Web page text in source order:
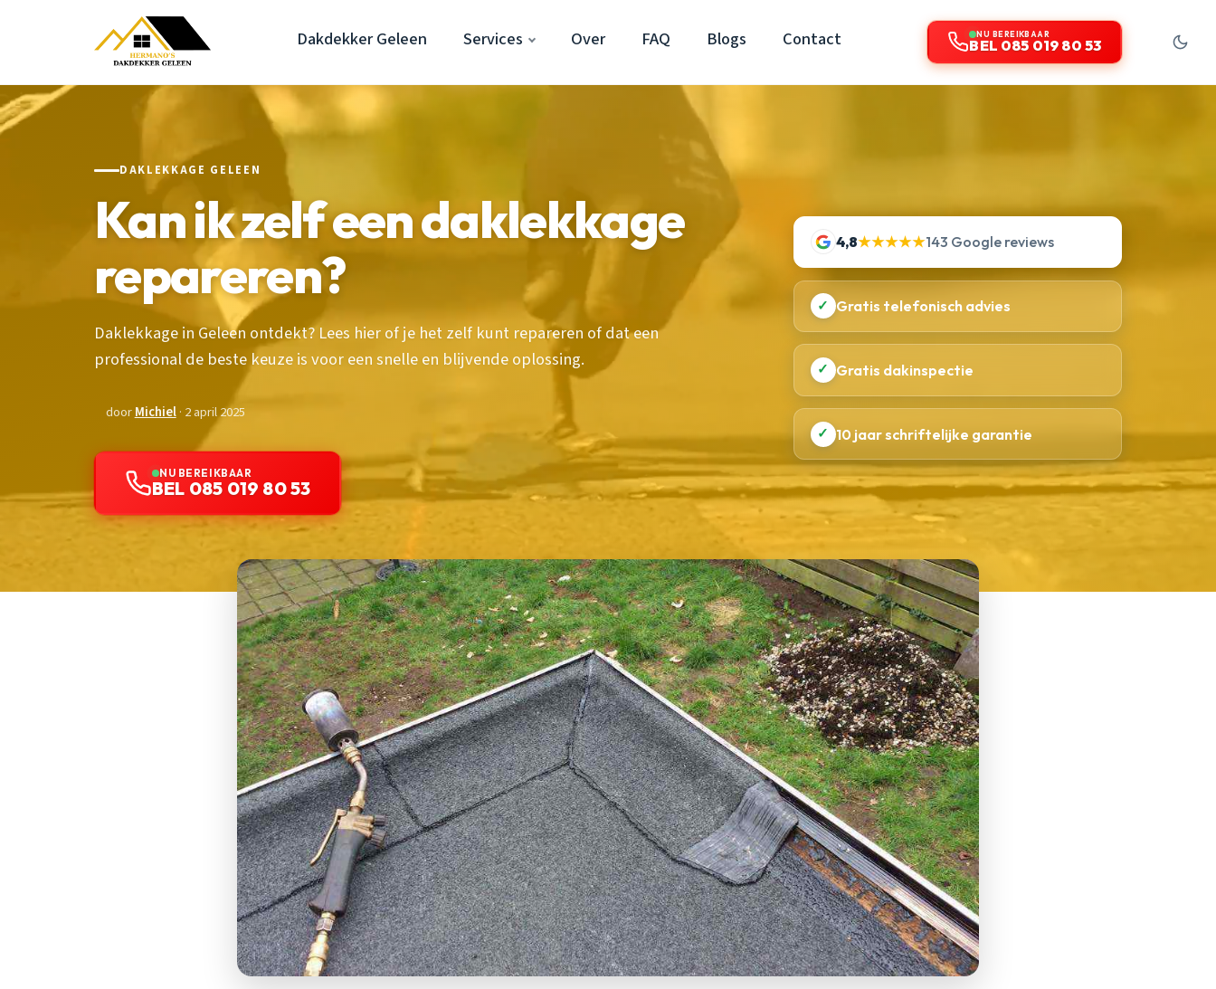
Dakdekker Geleen Services Over FAQ Blogs Contact NU BEREIKBAAR
BEL 085 019 80 53
DAKLEKKAGE GELEEN
Kan ik zelf een daklekkage
repareren?
Daklekkage in Geleen ontdekt? Lees hier of je het zelf kunt repareren of dat een
professional de beste keuze is voor een snelle en blijvende oplossing.
doorMichiel· 2 april 2025
NU BEREIKBAAR
BEL 085 019 80 53
4,8★★★★★143 Google reviews
✓ Gratis telefonisch advies
✓ Gratis dakinspectie
✓ 10 jaar schriftelijke garantie